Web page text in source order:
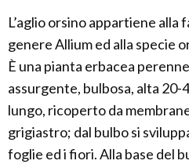
L’aglio orsino appartiene alla
genere Allium ed alla specie
È una pianta erbacea
assurgente, bulbosa, alta 20-
lungo, ricoperto da
grigiastro; dal bulbo si
foglie ed i fiori. Alla base del